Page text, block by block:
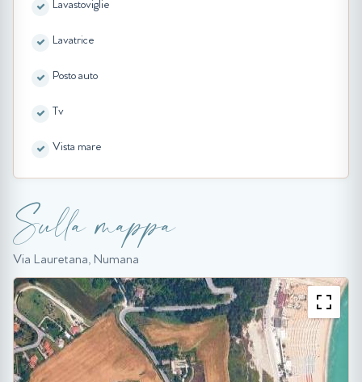
Lavastoviglie
Lavatrice
Posto auto
Tv
Vista mare
Sulla mappa
Via Lauretana, Numana